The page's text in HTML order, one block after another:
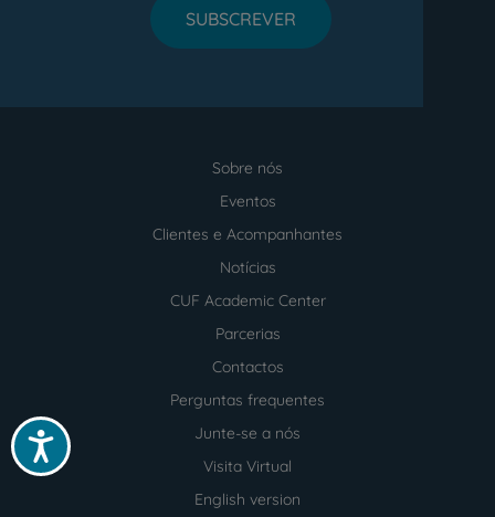
Acessibilidade
SUBSCREVER
Sobre nós
Eventos
Clientes e Acompanhantes
Notícias
CUF Academic Center
Parcerias
Contactos
Perguntas frequentes
Junte-se a nós
Visita Virtual
English version